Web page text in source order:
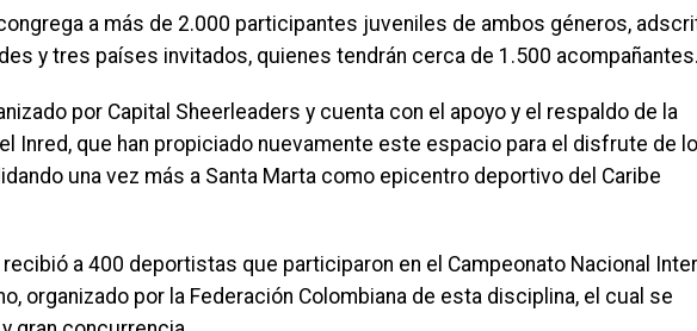
a más de 2.000 participantes juveniles de ambos géneros,
y tres países invitados, quienes tendrán cerca de 1.500 acompañantes.
por Capital Sheerleaders y cuenta con el apoyo y el respaldo de la
Inred, que han propiciado nuevamente este espacio para el disfrute de
una vez más a Santa Marta como epicentro deportivo del Caribe
a 400 deportistas que participaron en el Campeonato Nacional
organizado por la Federación Colombiana de esta disciplina, el cual se